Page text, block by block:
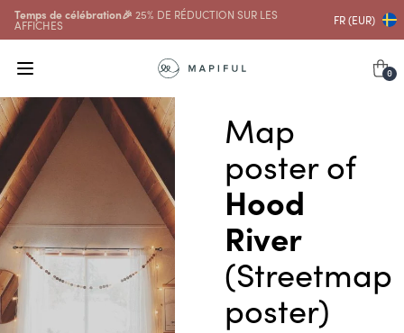
Temps de célébration🎉 25% DE RÉDUCTION SUR LES
AFFICHES FR (EUR)
0
Map
poster of
Hood
River
(Streetmap
poster)